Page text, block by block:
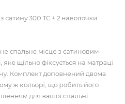
сатину 300 TC + 2 наволочки
спальне місце з сатиновим
щільно фіксується на матраці
Комплект доповнений двома
ж кольорі, що робить його
для вашої спальні.